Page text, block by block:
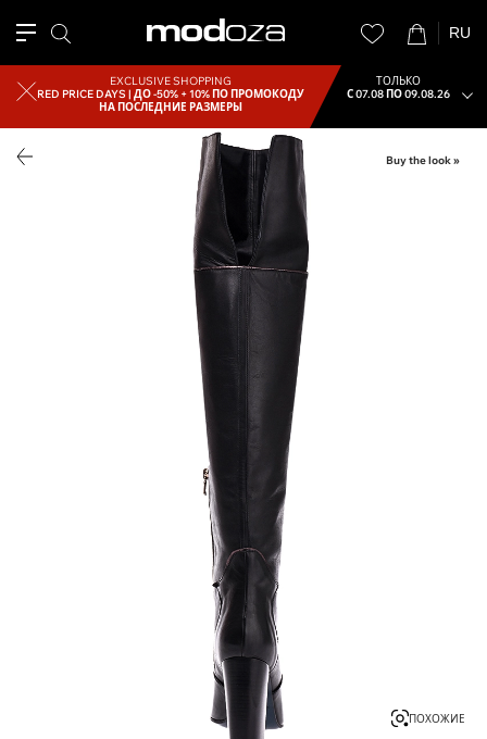
RU
EXCLUSIVE SHOPPING
RED PRICE DAYS |ДО -50% + 10% ПО ПРОМОКОДУ
НА ПОСЛЕДНИЕ РАЗМЕРЫ
ТОЛЬКО
С 07.08 ПО 09.08.26
Buy the look »
ПОХОЖИЕ